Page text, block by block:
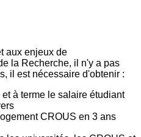
aux enjeux de
la Recherche, il n'y a pas
il est nécessaire d'obtenir :
à terme le salaire étudiant
CROUS en 3 ans